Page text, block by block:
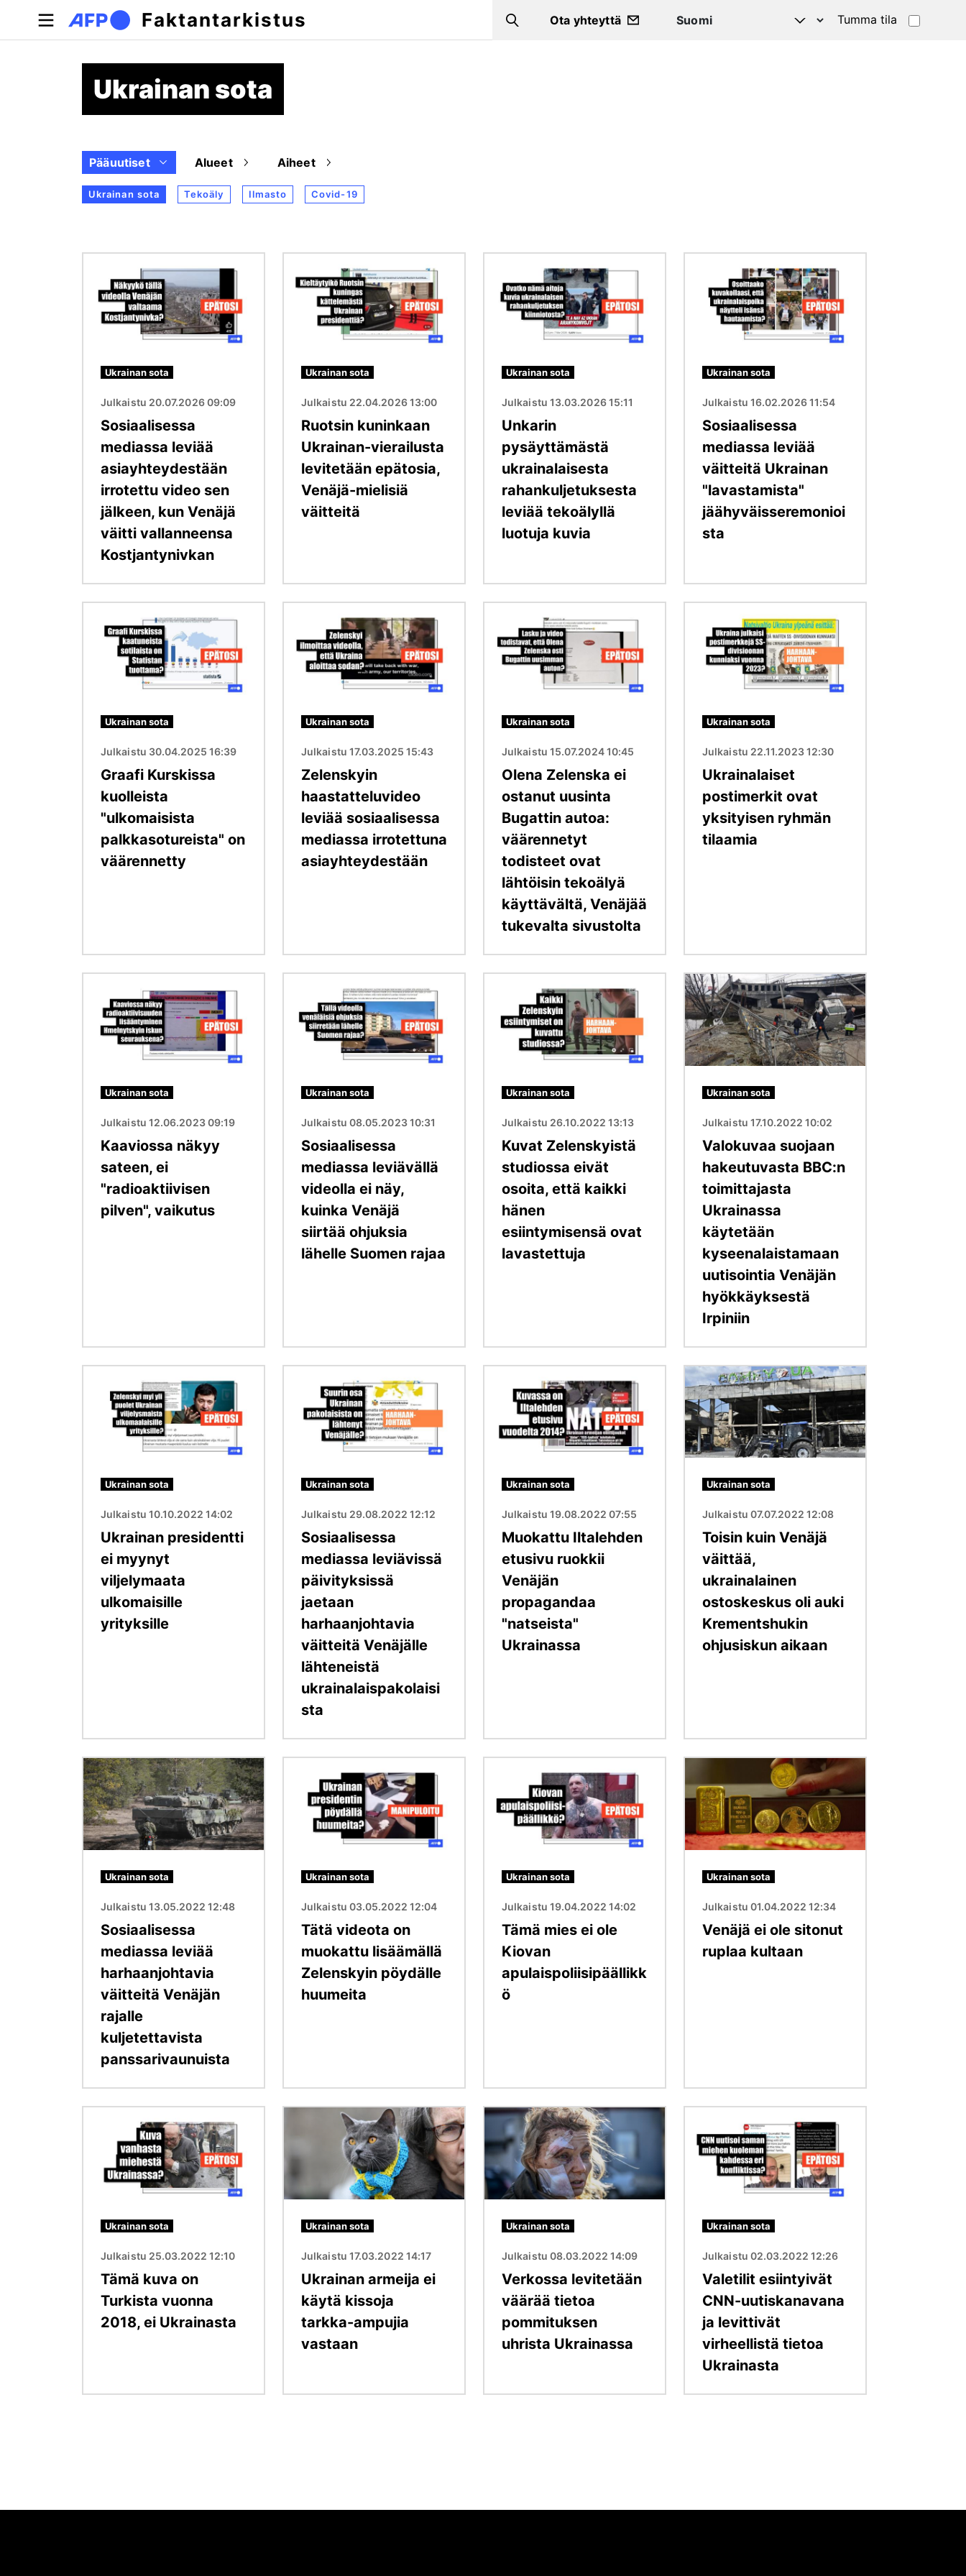
Hyppää pääsisältöön
Faktantarkistus Search
Ota yhteyttä Tumma tila
Ukrainan sota
Pääuutiset Alueet Aiheet
Ukrainan sota Tekoäly Ilmasto Covid-19
Ukrainan sota
Julkaistu 20.07.2026 09:09
Sosiaalisessa
mediassa leviää
asiayhteydestään
irrotettu video sen
jälkeen, kun Venäjä
väitti vallanneensa
Kostjantynivkan
Ukrainan sota
Julkaistu 22.04.2026 13:00
Ruotsin kuninkaan
Ukrainan-vierailusta
levitetään epätosia,
Venäjä-mielisiä
väitteitä
Ukrainan sota
Julkaistu 13.03.2026 15:11
Unkarin
pysäyttämästä
ukrainalaisesta
rahankuljetuksesta
leviää tekoälyllä
luotuja kuvia
Ukrainan sota
Julkaistu 16.02.2026 11:54
Sosiaalisessa
mediassa leviää
väitteitä Ukrainan
"lavastamista"
jäähyväisseremonioi
sta
Ukrainan sota
Julkaistu 30.04.2025 16:39
Graafi Kurskissa
kuolleista
"ulkomaisista
palkkasotureista" on
väärennetty
Ukrainan sota
Julkaistu 17.03.2025 15:43
Zelenskyin
haastatteluvideo
leviää sosiaalisessa
mediassa irrotettuna
asiayhteydestään
Ukrainan sota
Julkaistu 15.07.2024 10:45
Olena Zelenska ei
ostanut uusinta
Bugattin autoa:
väärennetyt
todisteet ovat
lähtöisin tekoälyä
käyttävältä, Venäjää
tukevalta sivustolta
Ukrainan sota
Julkaistu 22.11.2023 12:30
Ukrainalaiset
postimerkit ovat
yksityisen ryhmän
tilaamia
Ukrainan sota
Julkaistu 12.06.2023 09:19
Kaaviossa näkyy
sateen, ei
"radioaktiivisen
pilven", vaikutus
Ukrainan sota
Julkaistu 08.05.2023 10:31
Sosiaalisessa
mediassa leviävällä
videolla ei näy,
kuinka Venäjä
siirtää ohjuksia
lähelle Suomen rajaa
Ukrainan sota
Julkaistu 26.10.2022 13:13
Kuvat Zelenskyistä
studiossa eivät
osoita, että kaikki
hänen
esiintymisensä ovat
lavastettuja
Kuva
Ukrainan sota
Julkaistu 17.10.2022 10:02
Valokuvaa suojaan
hakeutuvasta BBC:n
toimittajasta
Ukrainassa
käytetään
kyseenalaistamaan
uutisointia Venäjän
hyökkäyksestä
Irpiniin
Ukrainan sota
Julkaistu 10.10.2022 14:02
Ukrainan presidentti
ei myynyt
viljelymaata
ulkomaisille
yrityksille
Ukrainan sota
Julkaistu 29.08.2022 12:12
Sosiaalisessa
mediassa leviävissä
päivityksissä
jaetaan
harhaanjohtavia
väitteitä Venäjälle
lähteneistä
ukrainalaispakolaisi
sta
Ukrainan sota
Julkaistu 19.08.2022 07:55
Muokattu Iltalehden
etusivu ruokkii
Venäjän
propagandaa
"natseista"
Ukrainassa
Kuva
Ukrainan sota
Julkaistu 07.07.2022 12:08
Toisin kuin Venäjä
väittää,
ukrainalainen
ostoskeskus oli auki
Krementshukin
ohjusiskun aikaan
Kuva
Ukrainan sota
Julkaistu 13.05.2022 12:48
Sosiaalisessa
mediassa leviää
harhaanjohtavia
väitteitä Venäjän
rajalle
kuljetettavista
panssarivaunuista
Ukrainan sota
Julkaistu 03.05.2022 12:04
Tätä videota on
muokattu lisäämällä
Zelenskyin pöydälle
huumeita
Ukrainan sota
Julkaistu 19.04.2022 14:02
Tämä mies ei ole
Kiovan
apulaispoliisipäällikk
ö
Ukrainan sota
Julkaistu 01.04.2022 12:34
Venäjä ei ole sitonut
ruplaa kultaan
Ukrainan sota
Julkaistu 25.03.2022 12:10
Tämä kuva on
Turkista vuonna
2018, ei Ukrainasta
Ukrainan sota
Julkaistu 17.03.2022 14:17
Ukrainan armeija ei
käytä kissoja
tarkka-ampujia
vastaan
Kuva
Ukrainan sota
Julkaistu 08.03.2022 14:09
Verkossa levitetään
väärää tietoa
pommituksen
uhrista Ukrainassa
Ukrainan sota
Julkaistu 02.03.2022 12:26
Valetilit esiintyivät
CNN-uutiskanavana
ja levittivät
virheellistä tietoa
Ukrainasta